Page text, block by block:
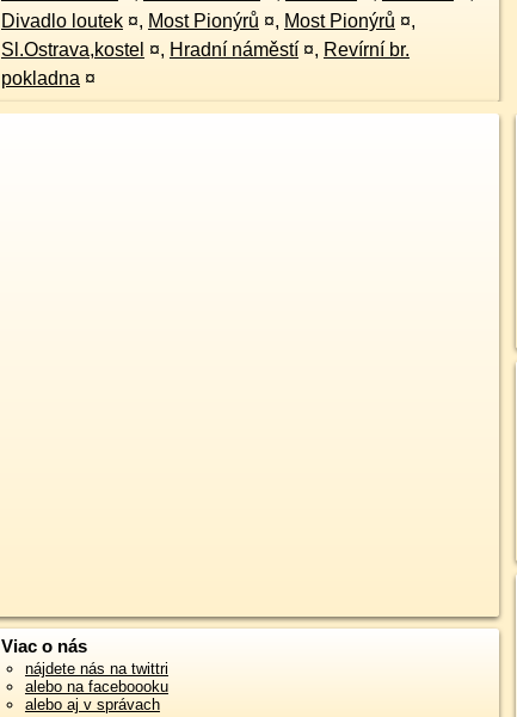
Divadlo loutek ¤, Most Pionýrů ¤, Most Pionýrů ¤,
Sl.Ostrava,kostel ¤, Hradní náměstí ¤, Revírní br.
pokladna ¤
Viac o nás
nájdete nás na twittri
alebo na faceboooku
alebo aj v správach